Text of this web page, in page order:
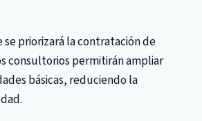
se priorizará la contratación de
consultorios permitirán ampliar
básicas, reduciendo la